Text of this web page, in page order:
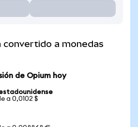
convertido a monedas
de Opium hoy
a 0,0102 $